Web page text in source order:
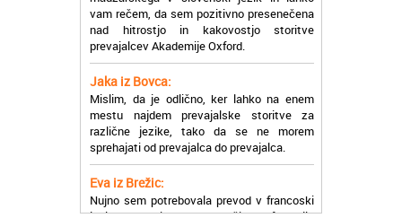
nad hitrostjo in kakovostjo storitve
prevajalcev Akademije Oxford.
Jaka iz Bovca:
Mislim, da je odlično, ker lahko na enem
mestu najdem prevajalske storitve za
različne jezike, tako da se ne morem
sprehajati od prevajalca do prevajalca.
Eva iz Brežic:
Nujno sem potrebovala prevod v francoski
jezik, na spletu sem našla Oxford, jih
poklicala in v roku nekaj ur sem po